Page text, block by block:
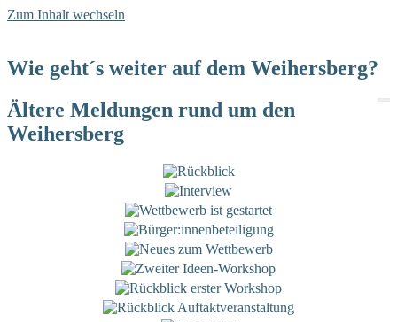
Zum Inhalt wechseln
Wie geht´s weiter auf dem Weihersberg?
Ältere Meldungen rund um den
Weihersberg